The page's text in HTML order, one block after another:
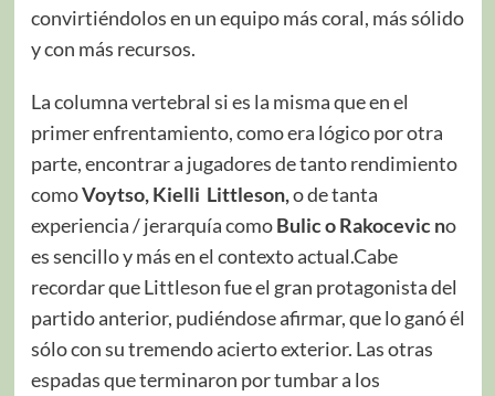
convirtiéndolos en un equipo más coral, más sólido
y con más recursos.
La columna vertebral si es la misma que en el
primer enfrentamiento, como era lógico por otra
parte, encontrar a jugadores de tanto rendimiento
comoVoytso, Kielli Littleson,o de tanta
experiencia / jerarquía comoBulic o Rakocevic no
es sencillo y más en el contexto actual.Cabe
recordar que Littleson fue el gran protagonista del
partido anterior, pudiéndose afirmar, que lo ganó él
sólo con su tremendo acierto exterior. Las otras
espadas que terminaron por tumbar a los